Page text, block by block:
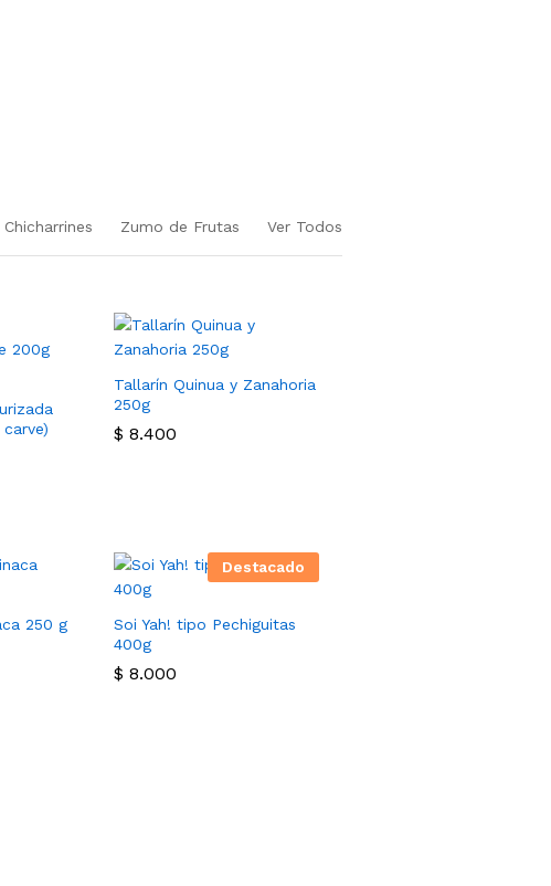
Chicharrines Zumo de Frutas Ver Todos
Tallarín Quinua y Zanahoria
250g
$ 8.400
250 g
Destacado
Soi Yah! tipo Pechiguitas
400g
$ 8.000